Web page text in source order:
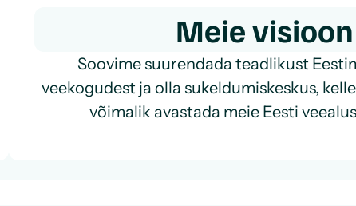
Meie visioon
Soovime suurendada teadlikust
veekogudest ja olla sukeldumiskeskus,
võimalik avastada meie Eesti